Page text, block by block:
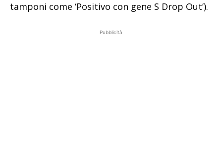
tamponi come ‘Positivo con gene S Drop Out’).
Pubblicità